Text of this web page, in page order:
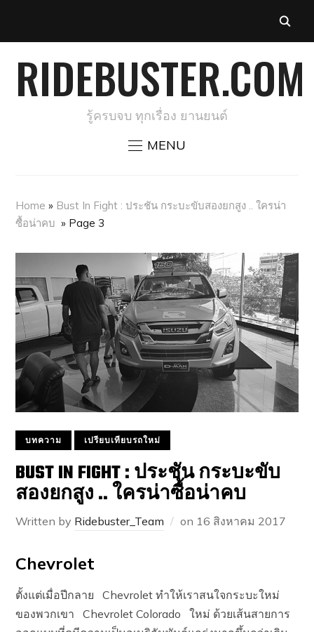
RIDEBUSTER.COM
รู้ครบจบ ทุกเรื่อง ยานยนต์
MENU
Home » Bust In Fight : ประชัน กระบะขับสองยกสูง .. ใครน่า
ซื้อน่าคบ » Page 3
บทความ เปรียบเทียบรถใหม่
BUST IN FIGHT : ประชัน กระบะขับ
สองยกสูง .. ใครน่าซื้อน่าคบ
Written by Ridebuster_Team on 16 สิงหาคม 2017
Chevrolet
ตั้งแต่เมื่อปีกลาย Chevrolet ทำให้เราสนใจกระบะใหม่
ของพวกเขา Chevrolet Colorado ใหม่ ด้วยเส้นสายการ